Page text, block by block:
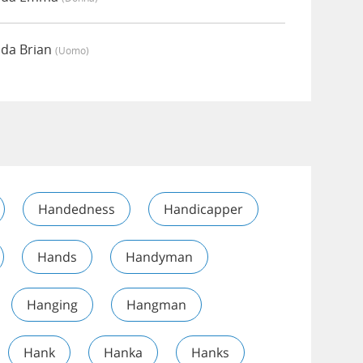
Brian (uomo)
Handedness Handicapper
Hands Handyman
Hanging Hangman
Hank Hanka Hanks